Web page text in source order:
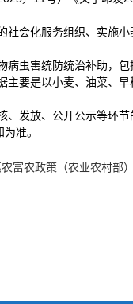
社会化服务组织、实施
病虫害统防统治补助，
主要是以小麦、油菜、
、发放、公开公示等环
准。
富农政策（农业农村部